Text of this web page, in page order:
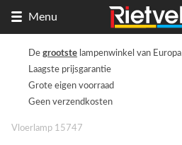
Menu
De grootste lampenwinkel van Europa
Laagste prijsgarantie
Grote eigen voorraad
Geen verzendkosten
Vloerlamp 15747